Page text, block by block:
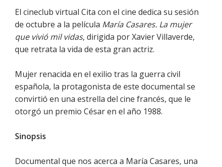
El cineclub virtual Cita con el cine dedica su sesión
de octubre a la película María Casares. La mujer
que vivió mil vidas, dirigida por Xavier Villaverde,
que retrata la vida de esta gran actriz.
Mujer renacida en el exilio tras la guerra civil
española, la protagonista de este documental se
convirtió en una estrella del cine francés, que le
otorgó un premio César en el año 1988.
Sinopsis
Documental que nos acerca a María Casares, una